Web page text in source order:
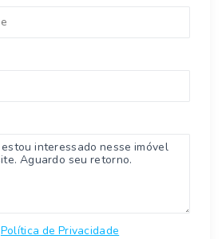
Política de Privacidade